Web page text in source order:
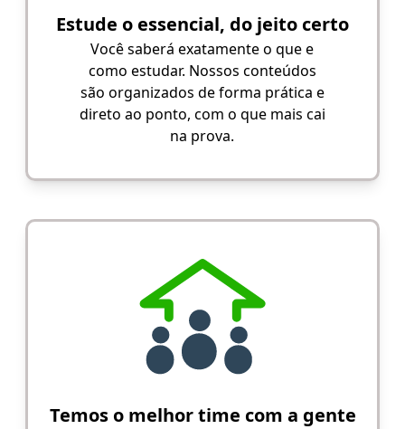
Estude o essencial, do jeito certo
Você saberá exatamente o que e
como estudar. Nossos conteúdos
são organizados de forma prática e
direto ao ponto, com o que mais cai
na prova.
Temos o melhor time com a gente